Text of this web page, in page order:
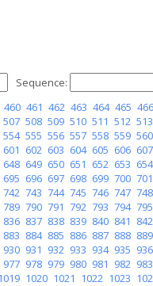
Sequence:
460 461 462 463 464 465 466
507 508 509 510 511 512 513
554 555 556 557 558 559 560
601 602 603 604 605 606 607
648 649 650 651 652 653 654
695 696 697 698 699 700 701
742 743 744 745 746 747 748
789 790 791 792 793 794 795
836 837 838 839 840 841 842
883 884 885 886 887 888 889
930 931 932 933 934 935 936
977 978 979 980 981 982 983
1020 1021 1022 1023